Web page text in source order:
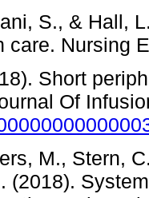
S., & Hall,
care. Nursing
Short
Of
M., Stern,
(2018).